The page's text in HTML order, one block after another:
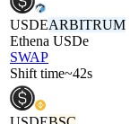
USDEARBITRUM
Ethena USDe
SWAP
Shift time~42s